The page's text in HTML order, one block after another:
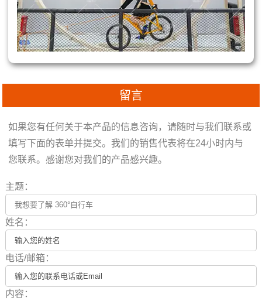
留言
如果您有任何关于本产品的信息咨询，请随时与我们联系或
填写下面的表单并提交。我们的销售代表将在24小时内与
您联系。感谢您对我们的产品感兴趣。
主题：
姓名：
电话/邮箱：
内容：